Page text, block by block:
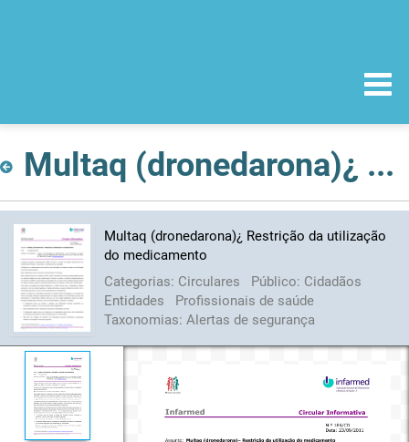
Multaq (dronedarona)¿ Restrição da utilização do medicamento
Multaq (dronedarona)¿ Restrição da utilização
do medicamento
Categorias: Circulares Público: Cidadãos
Entidades
Profissionais de saúde
Taxonomias: Alertas de segurança